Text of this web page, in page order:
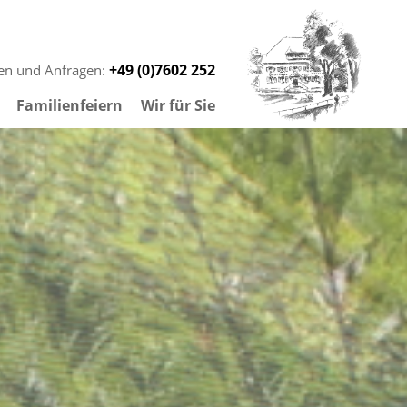
und Anfragen: +49 (0)7602 252
Familienfeiern Wir für Sie